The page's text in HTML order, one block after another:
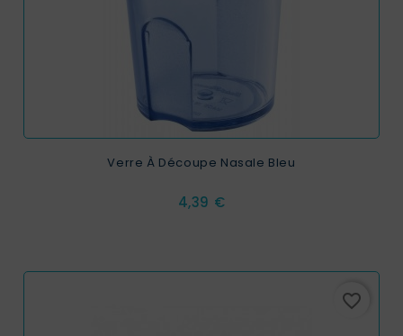
Verre À Découpe Nasale Bleu
Prix
4,39 €
favorite_border